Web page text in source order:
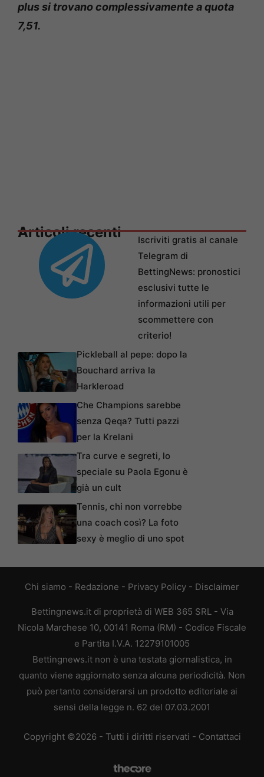
plus si trovano complessivamente a quota
7,51.
Articoli recenti
Iscriviti gratis al canale
Telegram di
BettingNews: pronostici
esclusivi tutte le
informazioni utili per
scommettere con
criterio!
Pickleball al pepe: dopo la
Bouchard arriva la
Harkleroad
Che Champions sarebbe
senza Qeqa? Tutti pazzi
per la Krelani
Tra curve e segreti, lo
speciale su Paola Egonu è
già un cult
Tennis, chi non vorrebbe
una coach così? La foto
sexy è meglio di uno spot
Chi siamo - Redazione - Privacy Policy - Disclaimer
Bettingnews.it di proprietà di WEB 365 SRL - Via
Nicola Marchese 10, 00141 Roma (RM) - Codice Fiscale
e Partita I.V.A. 12279101005
Bettingnews.it non è una testata giornalistica, in
quanto viene aggiornato senza alcuna periodicità. Non
può pertanto considerarsi un prodotto editoriale ai
sensi della legge n. 62 del 07.03.2001
Copyright ©2026 - Tutti i diritti riservati - Contattaci